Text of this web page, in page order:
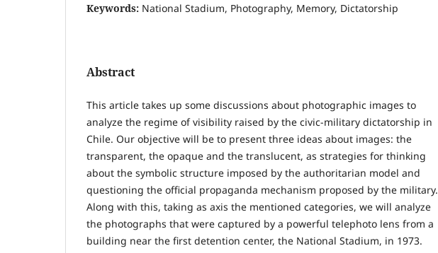
Keywords: National Stadium, Photography, Memory, Dictatorship
Abstract
This article takes up some discussions about photographic images to
analyze the regime of visibility raised by the civic-military dictatorship in
Chile. Our objective will be to present three ideas about images: the
transparent, the opaque and the translucent, as strategies for thinking
about the symbolic structure imposed by the authoritarian model and
questioning the official propaganda mechanism proposed by the military.
Along with this, taking as axis the mentioned categories, we will analyze
the photographs that were captured by a powerful telephoto lens from a
building near the first detention center, the National Stadium, in 1973.